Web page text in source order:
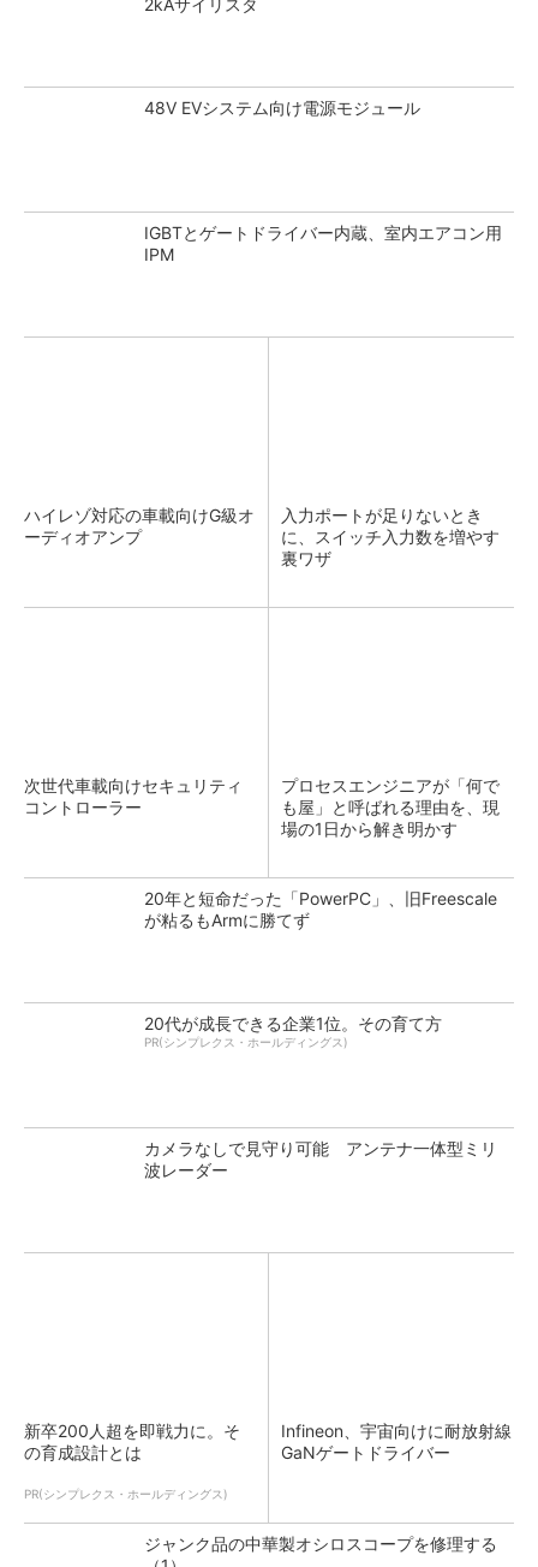
2kAサイリスタ
48V EVシステム向け電源モジュール
IGBTとゲートドライバー内蔵、室内エアコン用
IPM
ハイレゾ対応の車載向けG級オ
ーディオアンプ
入力ポートが足りないとき
に、スイッチ入力数を増やす
裏ワザ
次世代車載向けセキュリティ
コントローラー
プロセスエンジニアが「何で
も屋」と呼ばれる理由を、現
場の1日から解き明かす
20年と短命だった「PowerPC」、旧Freescale
が粘るもArmに勝てず
20代が成長できる企業1位。その育て方
PR(シンプレクス・ホールディングス)
カメラなしで見守り可能 アンテナ一体型ミリ
波レーダー
新卒200人超を即戦力に。そ
の育成設計とは
PR(シンプレクス・ホールディングス)
Infineon、宇宙向けに耐放射線
GaNゲートドライバー
ジャンク品の中華製オシロスコープを修理する